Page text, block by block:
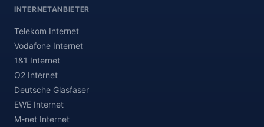
INTERNETANBIETER
Telekom Internet
Vodafone Internet
1&1 Internet
O2 Internet
Deutsche Glasfaser
EWE Internet
M-net Internet